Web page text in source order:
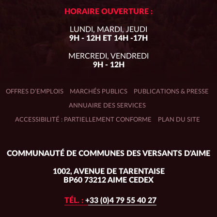
HORAIRE OUVERTURE :
LUNDI, MARDI, JEUDI
9H - 12H ET 14H -17H
MERCREDI, VENDREDI
9H - 12H
OFFRES D’EMPLOIS MARCHÉS PUBLICS PUBLICATIONS & PRESSE
ANNUAIRE DES SERVICES
ACCESSIBILITÉ : PARTIELLEMENT CONFORME PLAN DU SITE
Adresse
COMMUNAUTÉ DE COMMUNES DES VERSANTS D'AIME
1002, AVENUE DE TARENTAISE
BP60 73212 AIME CEDEX
TÉL. :+33 (0)4 79 55 40 27